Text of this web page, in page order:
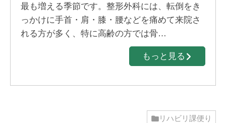
最も増える季節です。整形外科には、転倒をき
っかけに手首・肩・膝・腰などを痛めて来院さ
れる方が多く、特に高齢の方では骨…
もっと見る
リハビリ課便り